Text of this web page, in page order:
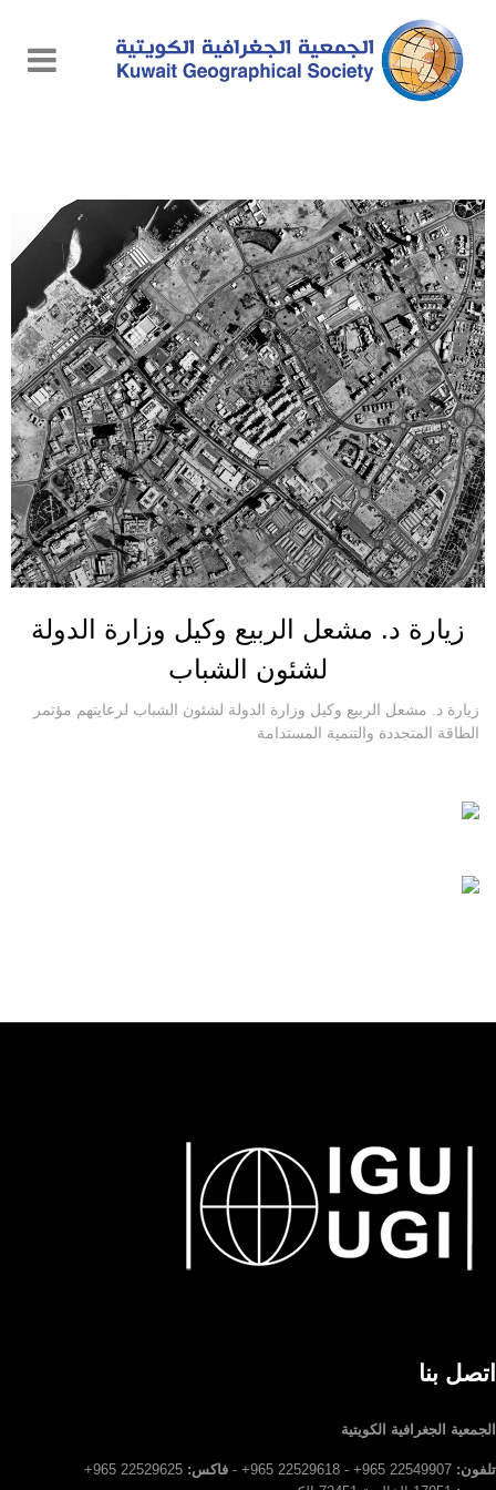
زيارة د. مشعل الربيع وكيل وزارة الدولة
لشئون الشباب
زيارة د. مشعل الربيع وكيل وزارة الدولة لشئون الشباب لرعايتهم مؤتمر
الطاقة المتجددة والتنمية المستدامة
اتصل بنا
الجمعية الجغرافية الكويتية
تلفون: فاكس: 22529625 965+